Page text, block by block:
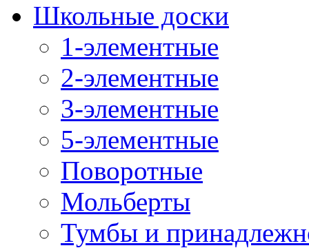
Школьные доски
1-элементные
2-элементные
3-элементные
5-элементные
Поворотные
Мольберты
Тумбы и